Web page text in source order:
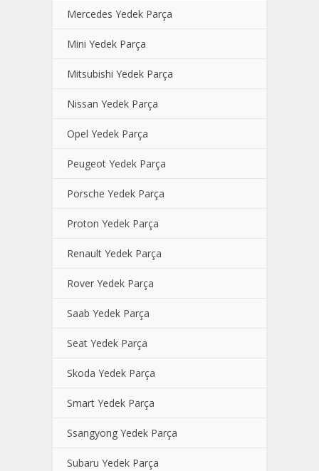
Mercedes Yedek Parça
Mini Yedek Parça
Mitsubishi Yedek Parça
Nissan Yedek Parça
Opel Yedek Parça
Peugeot Yedek Parça
Porsche Yedek Parça
Proton Yedek Parça
Renault Yedek Parça
Rover Yedek Parça
Saab Yedek Parça
Seat Yedek Parça
Skoda Yedek Parça
Smart Yedek Parça
Ssangyong Yedek Parça
Subaru Yedek Parça